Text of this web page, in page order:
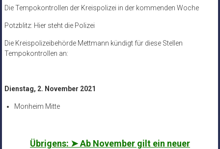
Die Tempokontrollen der Kreispolizei in der kommenden Woche
Potzblitz: Hier steht die Polizei
Die Kreispolizeibehörde Mettmann kündigt für diese Stellen
Tempokontrollen an:
Dienstag, 2. November 2021
Monheim Mitte
Übrigens: ➤ Ab November gilt ein neuer